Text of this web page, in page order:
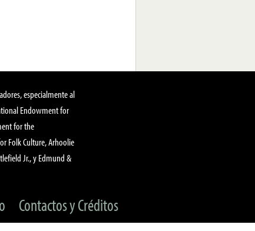
especialmente al
Endowment for
for the
Folk Culture, Arhoolie
Jr., y Edmund &
Contactos y Créditos